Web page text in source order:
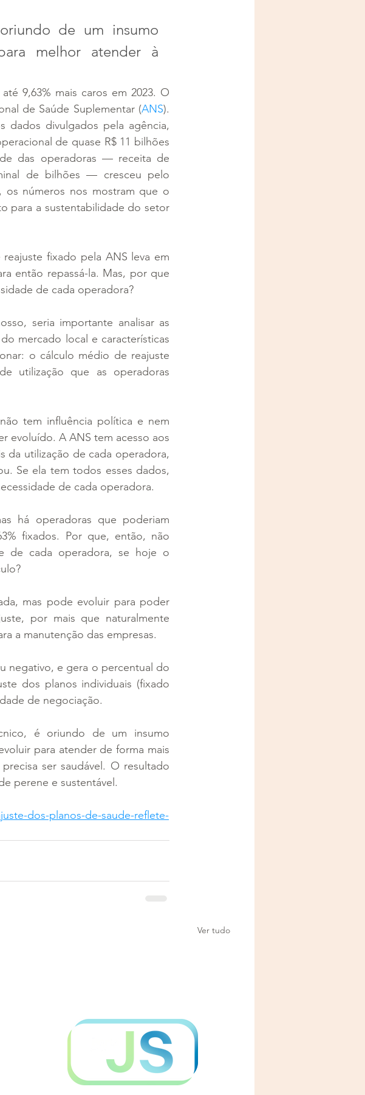
de um insumo
melhor atender à
9,63% mais caros em 2023. O
de Saúde Suplementar (ANS).
dados divulgados pela agência,
de quase R$ 11 bilhões
das operadoras — receita de
de bilhões — cresceu pelo
os números nos mostram que o
para a sustentabilidade do setor
fixado pela ANS leva em
então repassá-la. Mas, por que
de cada operadora?
seria importante analisar as
mercado local e características
o cálculo médio de reajuste
utilização que as operadoras
tem influência política e nem
evoluído. A ANS tem acesso aos
da utilização de cada operadora,
Se ela tem todos esses dados,
de cada operadora.
há operadoras que poderiam
fixados. Por que, então, não
de cada operadora, se hoje o
mas pode evoluir para poder
por mais que naturalmente
a manutenção das empresas.
negativo, e gera o percentual do
dos planos individuais (fixado
de negociação.
é oriundo de um insumo
para atender de forma mais
ser saudável. O resultado
perene e sustentável.
dos-planos-de-saude-reflete-
Ver tudo